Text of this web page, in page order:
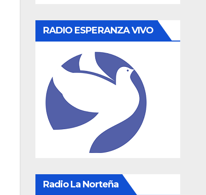
RADIO ESPERANZA VIVO
Radio La Norteña